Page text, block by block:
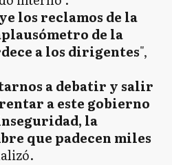
los reclamos de la
de la
a los dirigentes",
a debatir y salir
a este gobierno
la
que padecen miles